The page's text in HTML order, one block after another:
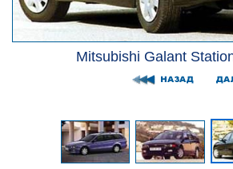
Mitsubishi Galant